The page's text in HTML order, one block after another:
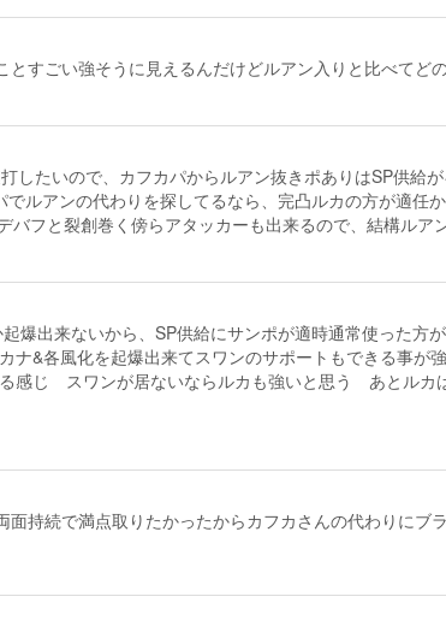
すごい強そうに見えるんだけどルアン入りと比べてど
したいので、カフカパからルアン抜きポありはSP供給
ルアンの代わりを探してるなら、完凸ルカの方が適任か
バフと裂創巻く傍らアタッカーも出来るので、結構ルア
爆出来ないから、SP供給にサンポが適時通常使った方
&各風化を起爆出来てスワンのサポートもできる事が強
感じ スワンが居ないならルカも強いと思う あとルカ
持続で満点取りたかったからカフカさんの代わりにブ